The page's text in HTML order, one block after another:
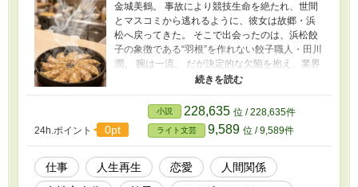
金城美鶴。 事故により競技生命を絶たれ、世間
とマスコミから逃れるように、彼女は故郷・浜
松へ戻ってきた。 そこで出会ったのは、浜松餃
子の象徴である“羽根”を作れない餃子職人・田川
潤。 腕は一流。 だが決定的な欠陥を抱え、業界
の片隅で燻る男だった。 「飛べなくなった天
使」と「羽根を作れない職人」。 二人が出会
い、生まれたのは 皮肉にも《翼をもがれたエン
ジェル餃子》。 その一皿は、停滞していた店と
人生を動かし、やがて浜松餃子フェスティバル
という大舞台へ二人を引きずり出していく。 仕
事を通してぶつかる誇りと恐れ。 守りたいもの
と、支配したい衝動。 そして、それでも手放せ
24h.ポイント 0pt
小説 228,635 位 / 228,635件
ライト文芸 9,589 位 / 9,589件
仕事 人生再生 恋愛
人間関係